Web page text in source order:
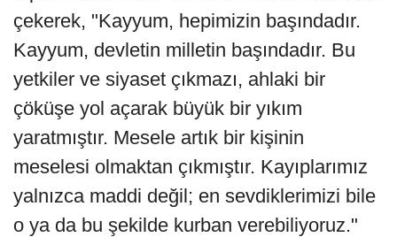
çekerek, "Kayyum, hepimizin başındadır.
Kayyum, devletin milletin başındadır. Bu
yetkiler ve siyaset çıkmazı, ahlaki bir
çöküşe yol açarak büyük bir yıkım
yaratmıştır. Mesele artık bir kişinin
meselesi olmaktan çıkmıştır. Kayıplarımız
yalnızca maddi değil; en sevdiklerimizi bile
o ya da bu şekilde kurban verebiliyoruz."